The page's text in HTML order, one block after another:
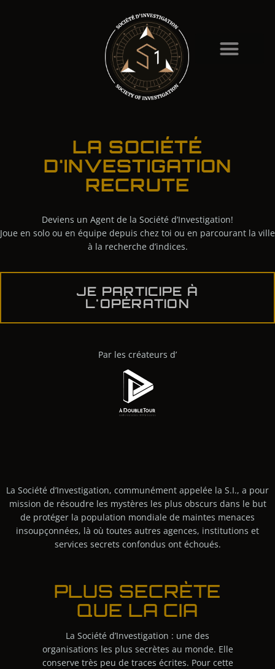
LA SOCIÉTÉ
D'INVESTIGATION
RECRUTE
Deviens un Agent de la Société d’Investigation!
Joue en solo ou en équipe depuis chez toi ou en parcourant la ville
à la recherche d’indices.
JE PARTICIPE À
L'OPÉRATION
Par les créateurs d’
La Société d’Investigation, communément appelée la S.I., a pour
mission de résoudre les mystères les plus obscurs dans le but
de protéger la population mondiale de maintes menaces
insoupçonnées, là où toutes autres agences, institutions et
services secrets confondus ont échoués.
PLUS SECRÈTE
QUE LA CIA
La Société d’Investigation : une des
organisations les plus secrètes au monde. Elle
conserve très peu de traces écrites. Pour cette